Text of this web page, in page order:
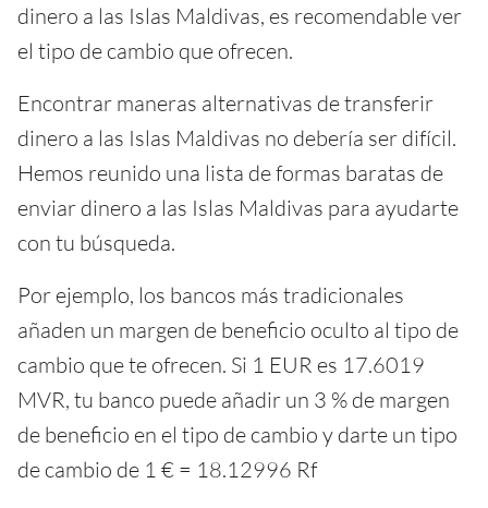
dinero a las Islas Maldivas, es recomendable ver
el tipo de cambio que ofrecen.
Encontrar maneras alternativas de transferir
dinero a las Islas Maldivas no debería ser difícil.
Hemos reunido una lista de formas baratas de
enviar dinero a las Islas Maldivas para ayudarte
con tu búsqueda.
Por ejemplo, los bancos más tradicionales
añaden un margen de beneficio oculto al tipo de
cambio que te ofrecen. Si 1 EUR es 17.6019
MVR, tu banco puede añadir un 3 % de margen
de beneficio en el tipo de cambio y darte un tipo
de cambio de 1 € = 18.12996 Rf